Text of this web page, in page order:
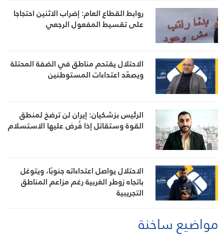
روابط القطاع العام: إضراب الاثنين احتجاجا
على تقسيط المفعول الرجعي
الاحتلال يقتحم مناطق في الضفة المحتلة
ويصعّد اعتداءات المستوطنين
الرئيس بزشكيان: إيران لن ترضخ لمنطق
القوة وستقاتل إذا فُرض عليها الاستسلام
الاحتلال يواصل اعتداءاته جنوبًا، ويتوغل
باتجاه زوطر الغربية رغم مزاعم المناطق
التجريبية
مواضيع ساخنة